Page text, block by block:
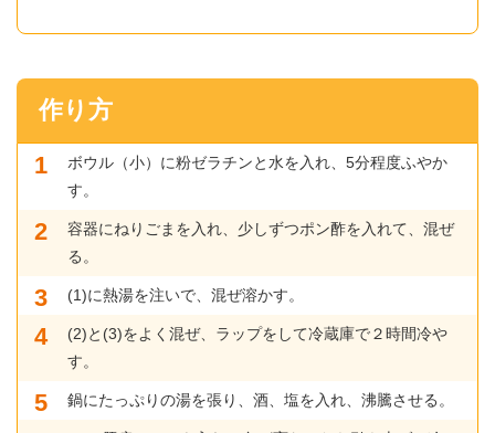
作り方
ボウル（小）に粉ゼラチンと水を入れ、5分程度ふやか
す。
容器にねりごまを入れ、少しずつポン酢を入れて、混ぜ
る。
(1)に熱湯を注いで、混ぜ溶かす。
(2)と(3)をよく混ぜ、ラップをして冷蔵庫で２時間冷や
す。
鍋にたっぷりの湯を張り、酒、塩を入れ、沸騰させる。